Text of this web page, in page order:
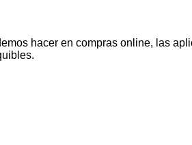
hacer en compras online, las